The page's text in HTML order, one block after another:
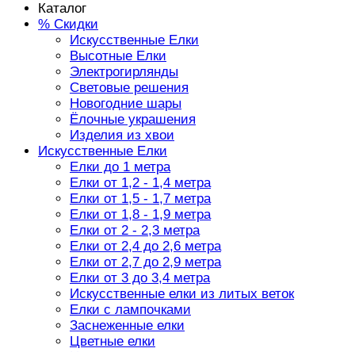
Каталог
% Скидки
Искусственные Елки
Высотные Елки
Электрогирлянды
Световые решения
Новогодние шары
Ёлочные украшения
Изделия из хвои
Искусственные Елки
Елки до 1 метра
Елки от 1,2 - 1,4 метра
Елки от 1,5 - 1,7 метра
Елки от 1,8 - 1,9 метра
Елки от 2 - 2,3 метра
Елки от 2,4 до 2,6 метра
Елки от 2,7 до 2,9 метра
Елки от 3 до 3,4 метра
Искусственные елки из литых веток
Елки с лампочками
Заснеженные елки
Цветные елки